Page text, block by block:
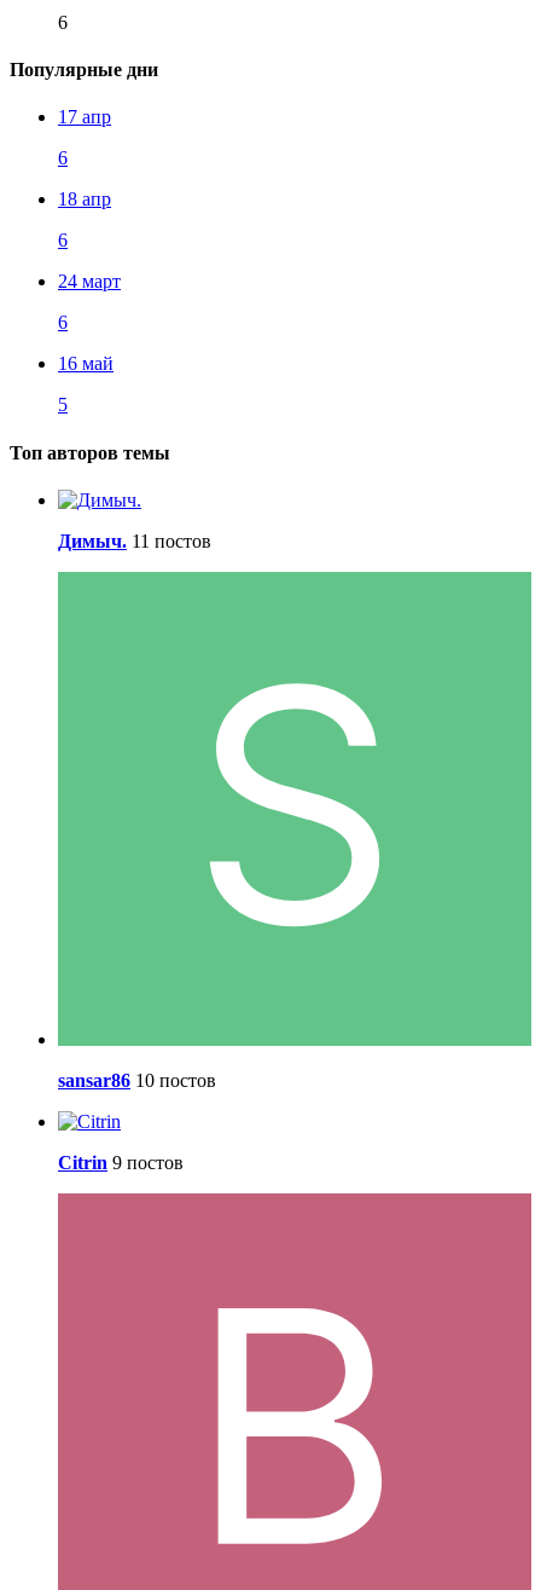
6
Популярные дни
17 апр
6
18 апр
6
24 март
6
16 май
5
Топ авторов темы
Димыч. 11 постов
sansar86 10 постов
Citrin 9 постов